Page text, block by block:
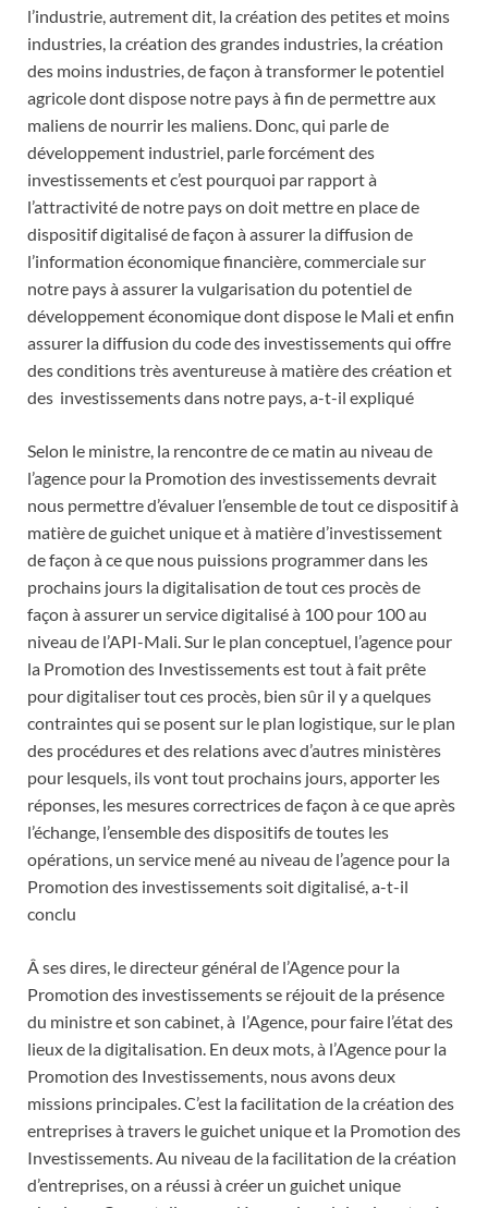
l’industrie, autrement dit, la création des petites et moins
industries, la création des grandes industries, la création
des moins industries, de façon à transformer le potentiel
agricole dont dispose notre pays à fin de permettre aux
maliens de nourrir les maliens. Donc, qui parle de
développement industriel, parle forcément des
investissements et c’est pourquoi par rapport à
l’attractivité de notre pays on doit mettre en place de
dispositif digitalisé de façon à assurer la diffusion de
l’information économique financière, commerciale sur
notre pays à assurer la vulgarisation du potentiel de
développement économique dont dispose le Mali et enfin
assurer la diffusion du code des investissements qui offre
des conditions très aventureuse à matière des création et
des investissements dans notre pays, a-t-il expliqué
Selon le ministre, la rencontre de ce matin au niveau de
l’agence pour la Promotion des investissements devrait
nous permettre d’évaluer l’ensemble de tout ce dispositif à
matière de guichet unique et à matière d’investissement
de façon à ce que nous puissions programmer dans les
prochains jours la digitalisation de tout ces procès de
façon à assurer un service digitalisé à 100 pour 100 au
niveau de l’API-Mali. Sur le plan conceptuel, l’agence pour
la Promotion des Investissements est tout à fait prête
pour digitaliser tout ces procès, bien sûr il y a quelques
contraintes qui se posent sur le plan logistique, sur le plan
des procédures et des relations avec d’autres ministères
pour lesquels, ils vont tout prochains jours, apporter les
réponses, les mesures correctrices de façon à ce que après
l’échange, l’ensemble des dispositifs de toutes les
opérations, un service mené au niveau de l’agence pour la
Promotion des investissements soit digitalisé, a-t-il
conclu
Â ses dires, le directeur général de l’Agence pour la
Promotion des investissements se réjouit de la présence
du ministre et son cabinet, à l’Agence, pour faire l’état des
lieux de la digitalisation. En deux mots, à l’Agence pour la
Promotion des Investissements, nous avons deux
missions principales. C’est la facilitation de la création des
entreprises à travers le guichet unique et la Promotion des
Investissements. Au niveau de la facilitation de la création
d’entreprises, on a réussi à créer un guichet unique